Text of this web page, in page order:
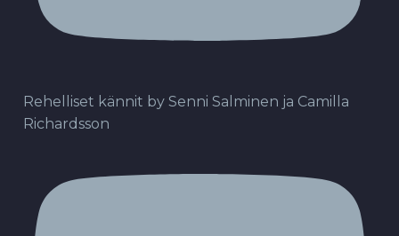
Rehelliset kännit by Senni Salminen ja Camilla
Richardsson